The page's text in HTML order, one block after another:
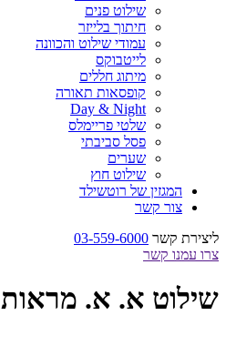
שילוט פנים
חיתוך בלייזר
עמודי שילוט והכוונה
לייטבוקס
מיתוג חללים
קופסאות תאורה
Day & Night
שלטי פריימלס
פסל סביבתי
שערים
שילוט חוץ
המגזין של רוטשילד
צור קשר
ליצירת קשר 03-559-6000
צרו עמנו קשר
שילוט א. א. מראות